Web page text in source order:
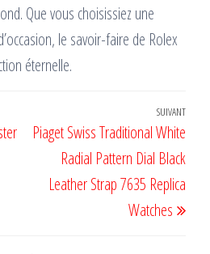
Que vous choisissiez une
le savoir-faire de Rolex
éternelle.
SUIVANT
Piaget Swiss Traditional White
Radial Pattern Dial Black
Leather Strap 7635 Replica
Watches